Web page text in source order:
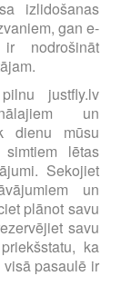
izlidošanas
gan e-
nodrošināt
justfly.lv
un
dienu mūsu
lētas
Sekojiet
un
plānot savu
savu
ka
pasaulē ir